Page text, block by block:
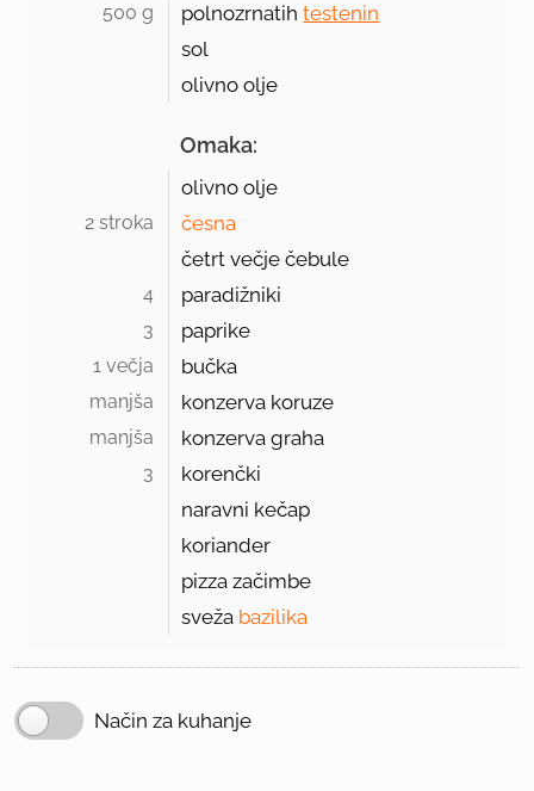
500 g polnozrnatihtestenin
sol
olivno olje
Omaka:
olivno olje
2 stroka
česna
četrt večje čebule
4 paradižniki
3 paprike
1 večja bučka
manjša konzerva koruze
manjša konzerva graha
3
korenčki
naravni kečap
koriander
pizza začimbe
sveža bazilika
Način za kuhanje